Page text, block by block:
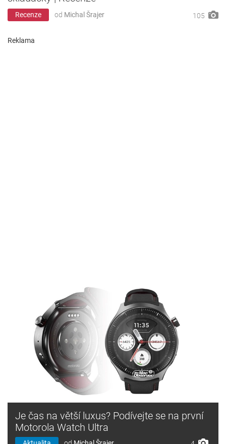
Recenze od Michal Šrajer 105
Reklama
Je čas na větší luxus? Podívejte se na první
Motorola Watch Ultra